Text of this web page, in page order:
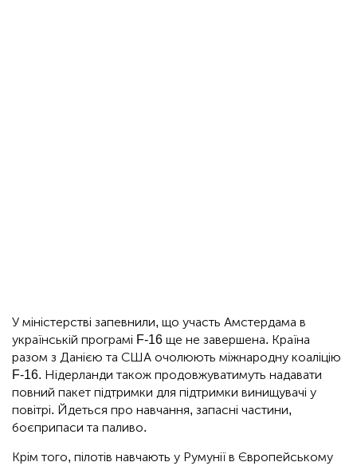
У міністерстві запевнили, що участь Амстердама в
українській програмі F-16 ще не завершена. Країна
разом з Данією та США очолюють міжнародну коаліцію
F-16. Нідерланди також продовжуватимуть надавати
повний пакет підтримки для підтримки винищувачі у
повітрі. Йдеться про навчання, запасні частини,
боєприпаси та паливо.
Крім того, пілотів навчають у Румунії в Європейському